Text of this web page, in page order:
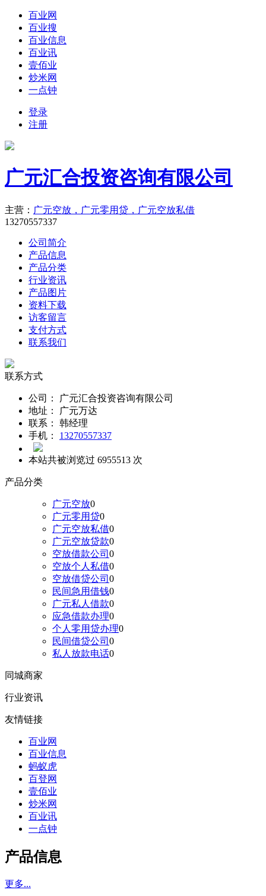
百业网
百业搜
百业信息
百业讯
壹佰业
炒米网
一点钟
登录
注册
广元汇合投资咨询有限公司
主营： 广元空放，广元零用贷，广元空放私借
13270557337
公司简介
产品信息
产品分类
行业资讯
产品图片
资料下载
访客留言
支付方式
联系我们
联系方式
公司：
广元汇合投资咨询有限公司
地址：
广元万达
联系：
韩经理
手机：
13270557337
本站共被浏览过 6955513 次
产品分类
广元空放0
广元零用贷0
广元空放私借0
广元空放贷款0
空放借款公司 0
空放个人私借0
空放借贷公司 0
民间急用借钱0
广元私人借款0
应急借款办理0
个人零用贷办理0
民间借贷公司 0
私人放款电话0
同城商家
行业资讯
友情链接
百业网
百业信息
蚂蚁虎
百登网
壹佰业
炒米网
百业讯
一点钟
产品信息
更多...